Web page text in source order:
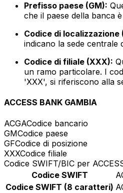
Prefisso paese (GM):
che il paese della banca è
Codice di localizzazione
indicano la sede centrale
Codice di filiale (XXX):
un ramo particolare. I
'XXX', si riferiscono alla
ACCESS BANK GAMBIA
ACGACodice bancario
GMCodice paese
GFCodice di posizione
XXXCodice filiale
Codice SWIFT/BIC per
Codice SWIFT
Codice SWIFT (8 caratteri)